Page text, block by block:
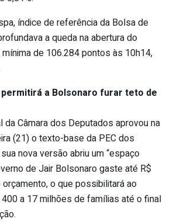
índice de referência da Bolsa de
a queda na abertura do
de 106.284 pontos às 10h14,
permitirá a Bolsonaro furar teto de
da Câmara dos Deputados aprovou na
(21) o texto-base da PEC dos
nova versão abriu um “espaço
de Jair Bolsonaro gaste até R$
o que possibilitará ao
a 17 milhões de famílias até o final